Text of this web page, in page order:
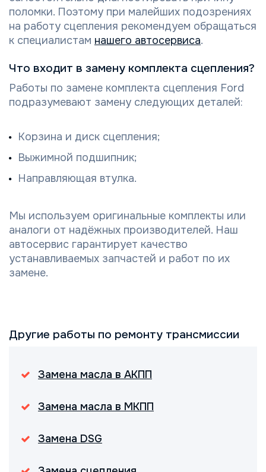
поломки. Поэтому при малейших подозрениях
на работу сцепления рекомендуем обращаться
к специалистам нашего автосервиса.
Что входит в замену комплекта сцепления?
Работы по замене комплекта сцепления Ford
подразумевают замену следующих деталей:
Корзина и диск сцепления;
Выжимной подшипник;
Направляющая втулка.
Мы используем оригинальные комплекты или
аналоги от надёжных производителей. Наш
автосервис гарантирует качество
устанавливаемых запчастей и работ по их
замене.
Другие работы по ремонту трансмиссии
Замена масла в АКПП
Замена масла в МКПП
Замена DSG